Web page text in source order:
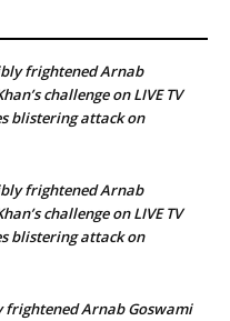
frightened Arnab
challenge on LIVE TV
blistering attack on
frightened Arnab
challenge on LIVE TV
blistering attack on
frightened Arnab Goswami